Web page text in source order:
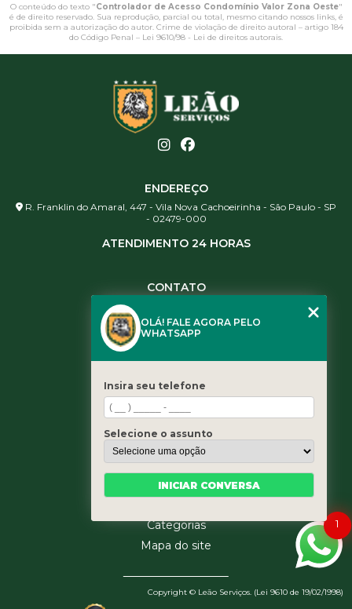
O conteúdo do texto "Controlador de Acesso Condomínio Valor Zona Oeste"
é de direito reservado. Sua reprodução, parcial ou total, mesmo citando nossos links, é
proibida sem a autorização do autor. Crime de violação de direito autoral – artigo 184
do Código Penal – Lei 9610/98 - Lei de direitos autorais
ENDEREÇO
R. Franklin do Amaral, 447 - Vila Nova Cachoeirinha - São Paulo - SP
- 02479-000
ATENDIMENTO 24 HORAS
CONTATO
(11) 3461-5871
contato@leaoservicos.com.br
Home
Quem somos
Serviços
Blog
Categorias
Mapa do site
Copyright © Leão Serviços. (Lei 9610 de 19/02/1998)
1
OLÁ! FALE AGORA PELO
WHATSAPP
Insira seu telefone
Selecione o assunto
INICIAR CONVERSA